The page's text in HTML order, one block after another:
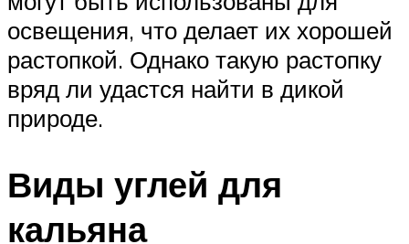
освещения, что делает их хорошей
растопкой. Однако такую растопку
вряд ли удастся найти в дикой
природе.
Виды углей для
кальяна